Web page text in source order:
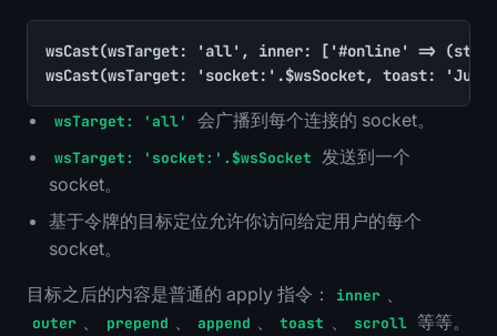
wsCast(wsTarget: 'all', inner: ['#online' =>
wsCast(wsTarget: 'socket:'.$wsSocket, toast:
wsTarget: 'all' 会广播到每个连接的 socket。
wsTarget: 'socket:'.$wsSocket
发送到一个
socket。
基于令牌的目标定位允许你访问给定用户的每个
socket。
目标之后的内容是普通的 apply 指令： inner
outer prepend append toast scroll
等等。